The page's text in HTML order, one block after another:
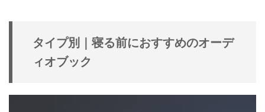
タイプ別｜寝る前におすすめのオーデ
ィオブック